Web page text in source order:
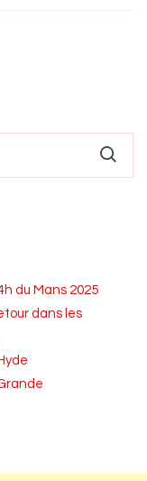
du Mans 2025
dans les